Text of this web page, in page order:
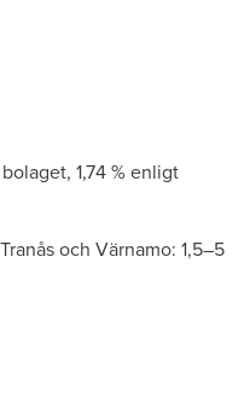
1,74 % enligt
och Värnamo: 1,5–5